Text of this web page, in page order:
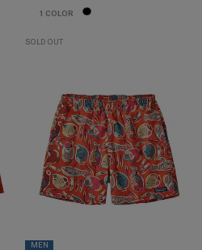
1 COLOR
SOLD OUT
MEN